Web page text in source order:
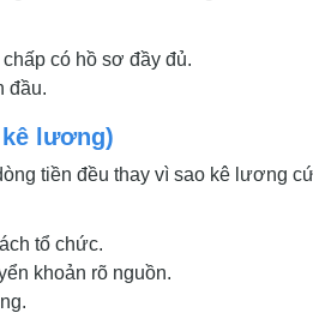
có hồ sơ đầy đủ.
đầu.
kê lương)
tiền đều thay vì sao kê lương
tổ chức.
khoản rõ nguồn.